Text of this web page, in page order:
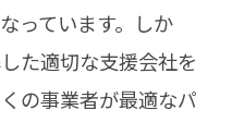
っています。しか
た適切な支援会社を
の事業者が最適なパ